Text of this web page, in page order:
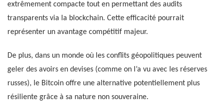
extrêmement compacte tout en permettant des audits
transparents via la blockchain. Cette efficacité pourrait
représenter un avantage compétitif majeur.
De plus, dans un monde où les conflits géopolitiques peuvent
geler des avoirs en devises (comme on l’a vu avec les réserves
russes), le Bitcoin offre une alternative potentiellement plus
résiliente grâce à sa nature non souveraine.